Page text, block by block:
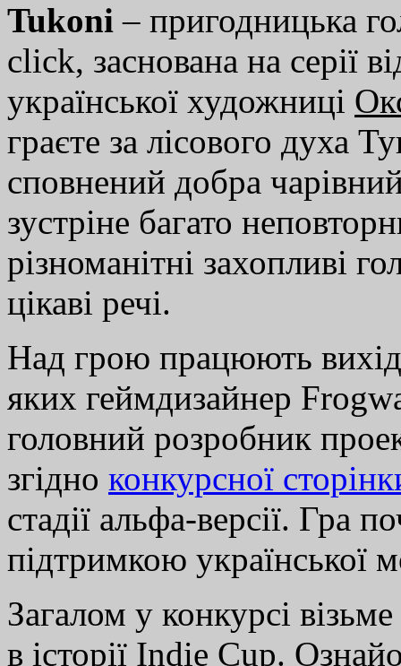
Tukoni – пригодницька
click, заснована на серії
української художниці
граєте за лісового духа
сповнений добра
зустріне багато
різноманітні захопливі
цікаві речі.
Над грою працюють
яких геймдизайнер
головний розробник
згідно конкурсної
стадії альфа-версії. Гра
підтримкою української
Загалом у конкурсі
в історії Indie Cup.